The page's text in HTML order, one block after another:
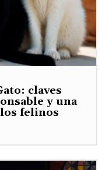
claves
y una
felinos